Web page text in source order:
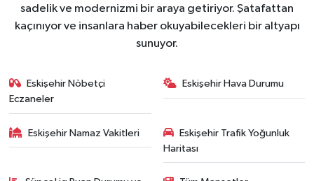
sadelik ve modernizmi bir araya getiriyor. Şatafattan
kaçınıyor ve insanlara haber okuyabilecekleri bir altyapı
sunuyor.
Eskişehir Nöbetçi
Eczaneler
Eskişehir Hava Durumu
Eskişehir Namaz Vakitleri
Eskişehir Trafik Yoğunluk
Haritası